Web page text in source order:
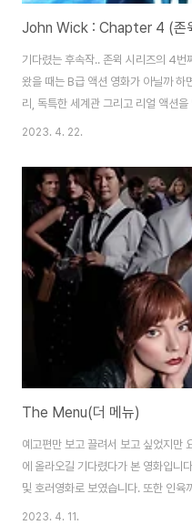
John Wick : Chapter 4 (존
기다렸는 후속작.. 존윅 시리즈의 4번
왔을 때는 B급 액션 영화가 아닐까 하
리, 독특한 세계관 그리고 리얼 액션
고 존윅 2에서 세계관 확장으로 더 매
리한 듯합니다. 물론.. 현실성은 0이
를 봤습니다. 존윅 1을 제외하면 본
히 후반부에 파리 개선문에서 싸우
장면에서 액션 장소의 아이디어와 카
기다가 무기들까지 다양하여 액션..
2023. 4. 22.
The Menu(더 메뉴)
예고편만 보고 끌려서 보고 싶었지만
에 올라오길 기다렸다가 본 영화입니
및 호러영화로 보였습니다. 또한 인육
각도 들었지만 막상 보고 나니 과한 생
2023. 4. 11.